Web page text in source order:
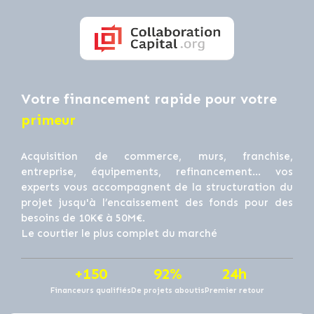
Votre financement rapide pour votre
primeur
Acquisition de commerce, murs, franchise,
entreprise, équipements, refinancement… vos
experts vous accompagnent de la structuration du
projet jusqu'à l’encaissement des fonds pour des
besoins de 10K€ à 50M€.
Le courtier le plus complet du marché
+150
Financeurs qualifiés
92%
De projets aboutis
24h
Premier retour